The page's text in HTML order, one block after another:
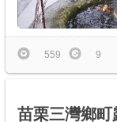
559 9
苗栗三灣鄉町